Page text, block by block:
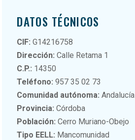
DATOS TÉCNICOS
CIF: G14216758
Dirección: Calle Retama 1
C.P.: 14350
Teléfono: 957 35 02 73
Comunidad autónoma: Andalucía
Provincia: Córdoba
Población: Cerro Muriano-Obejo
Tipo EELL: Mancomunidad